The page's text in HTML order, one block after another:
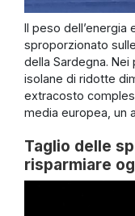
Il peso dell’energia
sproporzionato
della Sardegna.
isolane di ridotte
extracosto
media europea, un
Taglio delle
risparmiare